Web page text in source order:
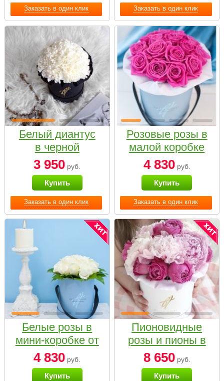
Заказать в один клик Заказать в один клик
Заказать в один клик
Белый диантус
в черной
коробке Small
3 950 руб.
Купить
Заказать в один клик
Розовые розы в
малой коробке
4 830руб.
Купить
Белые розы в
мини-коробке от
Bella Fiori
4 830 руб.
Купить
Пионовидные
розы и пионы в
белой коробке
Small
8 650руб.
Купить